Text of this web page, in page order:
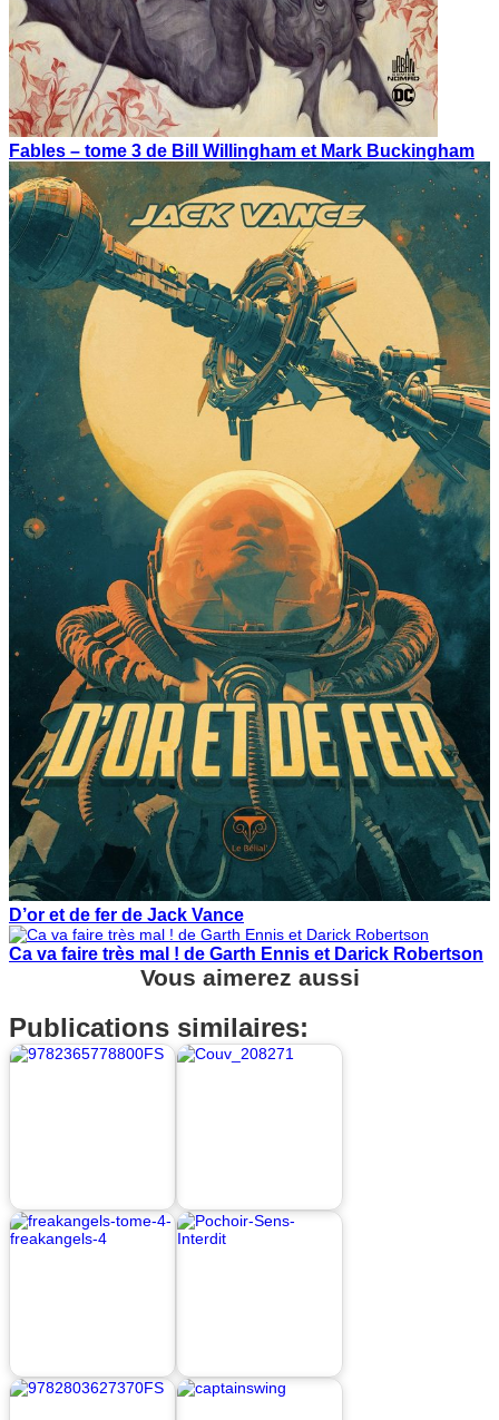
Fables – tome 3 de Bill Willingham et Mark Buckingham
D’or et de fer de Jack Vance
Ca va faire très mal ! de Garth Ennis et Darick Robertson
Vous aimerez aussi
Publications similaires: